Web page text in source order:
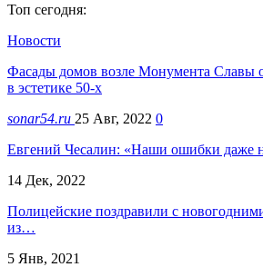
Топ сегодня:
Новости
Фасады домов возле Монумента Славы
в эстетике 50-х
sonar54.ru 25 Авг, 2022 0
Евгений Чесалин: «Наши ошибки даже
14 Дек, 2022
Полицейские поздравили с
из…
5 Янв, 2021